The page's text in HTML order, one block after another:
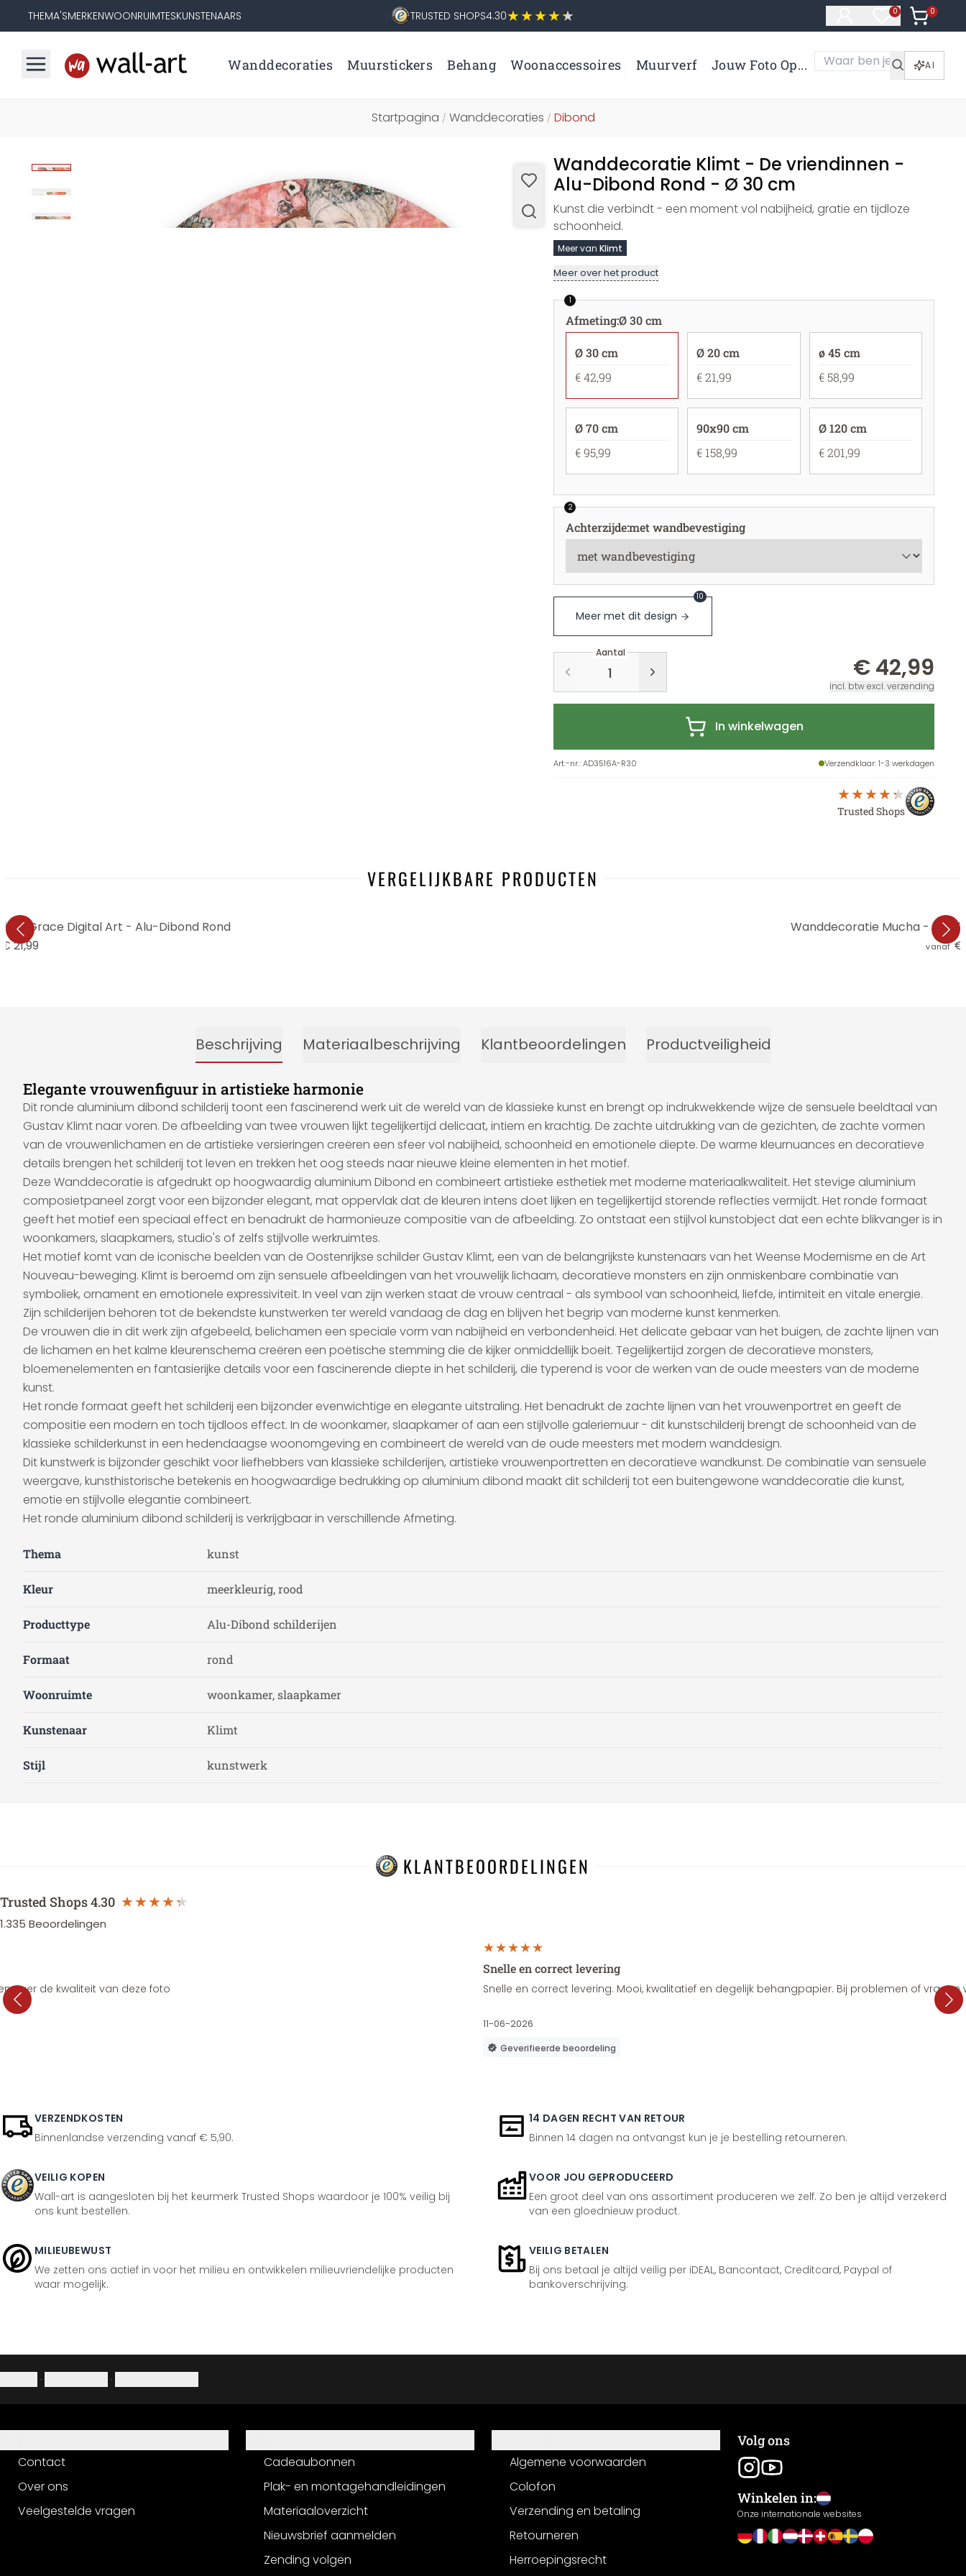
THEMA'SMERKENWOONRUIMTESKUNSTENAARS TRUSTED SHOPS4.30 0
Artikelen in
0
Artikelen
Wanddecoraties Muurstickers Behang Woonaccessoires Muurverf Jouw Foto Op... AI
Startpagina / Wanddecoraties / Dibond
Wanddecoratie Klimt - De vriendinnen -
Alu-Dibond Rond - Ø 30 cm
Kunst die verbindt - een moment vol nabijheid, gratie en tijdloze
schoonheid.
Meer van Klimt
Meer over het product
1
Afmeting:Ø 30 cm
Ø 30 cm
€ 42,99
Ø 20 cm
€ 21,99
ø 45 cm
€ 58,99
Ø 70 cm
€ 95,99
90x90 cm
€ 158,99
Ø 120 cm
€ 201,99
2
Achterzijde:met wandbevestiging
Meer met dit design
10
Aantal
€ 42,99
incl. btw excl. verzending
In winkelwagen
Art.-nr.:AD3516A-R30 Verzendklaar: 1-3 werkdagen
Trusted Shops
VERGELIJKBARE PRODUCTEN
- Grace Digital Art - Alu-Dibond Rond
€ 21,99
Wanddecoratie Mucha - Vier
vanaf €
Beschrijving Materiaalbeschrijving Klantbeoordelingen Productveiligheid
Elegante vrouwenfiguur in artistieke harmonie
Dit ronde aluminium dibond schilderij toont een fascinerend werk uit de wereld van de klassieke kunst en brengt op indrukwekkende wijze de sensuele beeldtaal van
Gustav Klimt naar voren. De afbeelding van twee vrouwen lijkt tegelijkertijd delicaat, intiem en krachtig. De zachte uitdrukking van de gezichten, de zachte vormen
van de vrouwenlichamen en de artistieke versieringen creëren een sfeer vol nabijheid, schoonheid en emotionele diepte. De warme kleurnuances en decoratieve
details brengen het schilderij tot leven en trekken het oog steeds naar nieuwe kleine elementen in het motief.
Deze Wanddecoratie is afgedrukt op hoogwaardig aluminium Dibond en combineert artistieke esthetiek met moderne materiaalkwaliteit. Het stevige aluminium
composietpaneel zorgt voor een bijzonder elegant, mat oppervlak dat de kleuren intens doet lijken en tegelijkertijd storende reflecties vermijdt. Het ronde formaat
geeft het motief een speciaal effect en benadrukt de harmonieuze compositie van de afbeelding. Zo ontstaat een stijlvol kunstobject dat een echte blikvanger is in
woonkamers, slaapkamers, studio's of zelfs stijlvolle werkruimtes.
Het motief komt van de iconische beelden van de Oostenrijkse schilder Gustav Klimt, een van de belangrijkste kunstenaars van het Weense Modernisme en de Art
Nouveau-beweging. Klimt is beroemd om zijn sensuele afbeeldingen van het vrouwelijk lichaam, decoratieve monsters en zijn onmiskenbare combinatie van
symboliek, ornament en emotionele expressiviteit. In veel van zijn werken staat de vrouw centraal - als symbool van schoonheid, liefde, intimiteit en vitale energie.
Zijn schilderijen behoren tot de bekendste kunstwerken ter wereld vandaag de dag en blijven het begrip van moderne kunst kenmerken.
De vrouwen die in dit werk zijn afgebeeld, belichamen een speciale vorm van nabijheid en verbondenheid. Het delicate gebaar van het buigen, de zachte lijnen van
de lichamen en het kalme kleurenschema creëren een poëtische stemming die de kijker onmiddellijk boeit. Tegelijkertijd zorgen de decoratieve monsters,
bloemenelementen en fantasierijke details voor een fascinerende diepte in het schilderij, die typerend is voor de werken van de oude meesters van de moderne
kunst.
Het ronde formaat geeft het schilderij een bijzonder evenwichtige en elegante uitstraling. Het benadrukt de zachte lijnen van het vrouwenportret en geeft de
compositie een modern en toch tijdloos effect. In de woonkamer, slaapkamer of aan een stijlvolle galeriemuur - dit kunstschilderij brengt de schoonheid van de
klassieke schilderkunst in een hedendaagse woonomgeving en combineert de wereld van de oude meesters met modern wanddesign.
Dit kunstwerk is bijzonder geschikt voor liefhebbers van klassieke schilderijen, artistieke vrouwenportretten en decoratieve wandkunst. De combinatie van sensuele
weergave, kunsthistorische betekenis en hoogwaardige bedrukking op aluminium dibond maakt dit schilderij tot een buitengewone wanddecoratie die kunst,
emotie en stijlvolle elegantie combineert.
Het ronde aluminium dibond schilderij is verkrijgbaar in verschillende Afmeting.
Thema kunst
Kleur meerkleurig, rood
Producttype Alu-Dibond schilderijen
Formaat rond
Woonruimte woonkamer, slaapkamer
Kunstenaar Klimt
Stijl kunstwerk
KLANTBEOORDELINGEN
Trusted Shops4.30
1.335 Beoordelingen
over de kwaliteit van deze foto
Snelle en correct levering
Snelle en correct levering. Mooi, kwalitatief en degelijk behangpapier. Bij problemen of
11-06-2026
Geverifieerde beoordeling
VERZENDKOSTEN
Binnenlandse verzending vanaf € 5,90.
14 DAGEN RECHT VAN RETOUR
Binnen 14 dagen na ontvangst kun je je bestelling retourneren.
VEILIG KOPEN
Wall-art is aangesloten bij het keurmerk Trusted Shops waardoor je 100% veilig bij
ons kunt bestellen.
VOOR JOU GEPRODUCEERD
Een groot deel van ons assortiment produceren we zelf. Zo ben je altijd verzekerd
van een gloednieuw product.
MILIEUBEWUST
We zetten ons actief in voor het milieu en ontwikkelen milieuvriendelijke producten
waar mogelijk.
VEILIG BETALEN
Bij ons betaal je altijd veilig per iDEAL, Bancontact, Creditcard, Paypal of
bankoverschrijving.
· ·
Contact
Over ons
Veelgestelde vragen
Cadeaubonnen
Plak- en montagehandleidingen
Materiaaloverzicht
Nieuwsbrief aanmelden
Zending volgen
Algemene voorwaarden
Colofon
Verzending en betaling
Retourneren
Herroepingsrecht
Volg ons
Winkelen in:
Onze internationale websites